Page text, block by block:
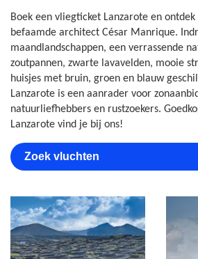
Boek een vliegticket Lanzarote en
befaamde architect César Manrique.
maandlandschappen, een verrassende
zoutpannen, zwarte lavavelden, mooie
huisjes met bruin, groen en blauw
Lanzarote is een aanrader voor
natuurliefhebbers en rustzoekers.
Lanzarote vind je bij ons!
Zoek vluchten